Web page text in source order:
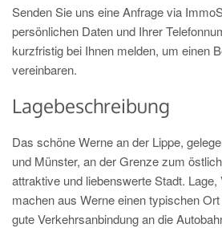
Senden Sie uns eine Anfrage via
persönlichen Daten und Ihrer
kurzfristig bei Ihnen melden, um einen
vereinbaren.
Lagebeschreibung
Das schöne Werne an der Lippe,
und Münster, an der Grenze zum
attraktive und liebenswerte Stadt. Lage,
machen aus Werne einen typischen
gute Verkehrsanbindung an die